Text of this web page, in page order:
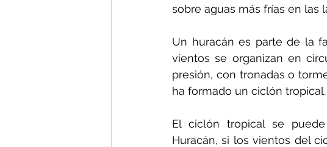
sobre aguas más frías en las
Un huracán es parte de la
vientos se organizan en
presión, con tronadas o
ha formado un ciclón tropical.
El ciclón tropical se puede
Huracán, si los vientos del